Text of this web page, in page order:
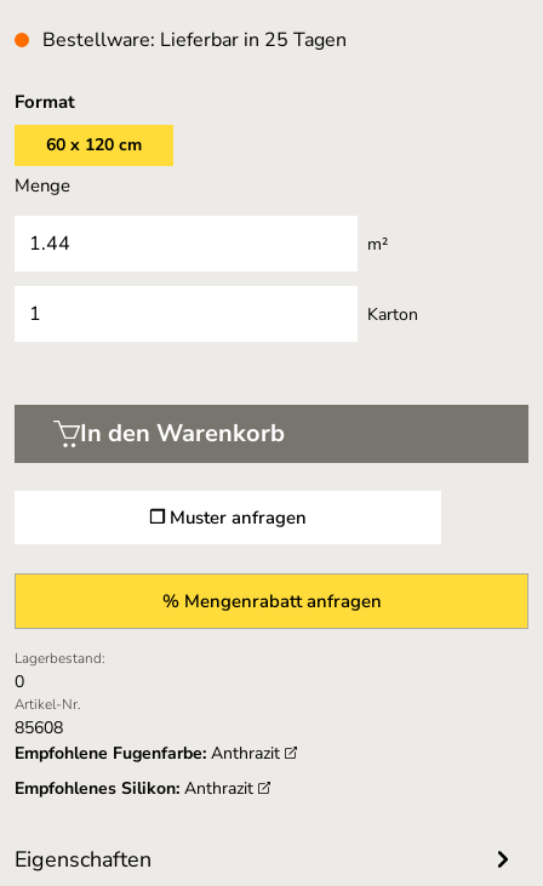
Bestellware: Lieferbar in 25 Tagen
Formatauswählen
60 x 120 cm
❐ Muster anfragen
Menge
m²
Karton
In den Warenkorb
% Mengenrabatt anfragen
Lagerbestand:
0
Artikel-Nr.
85608
Empfohlene Fugenfarbe: Anthrazit
Empfohlenes Silikon: Anthrazit
Eigenschaften